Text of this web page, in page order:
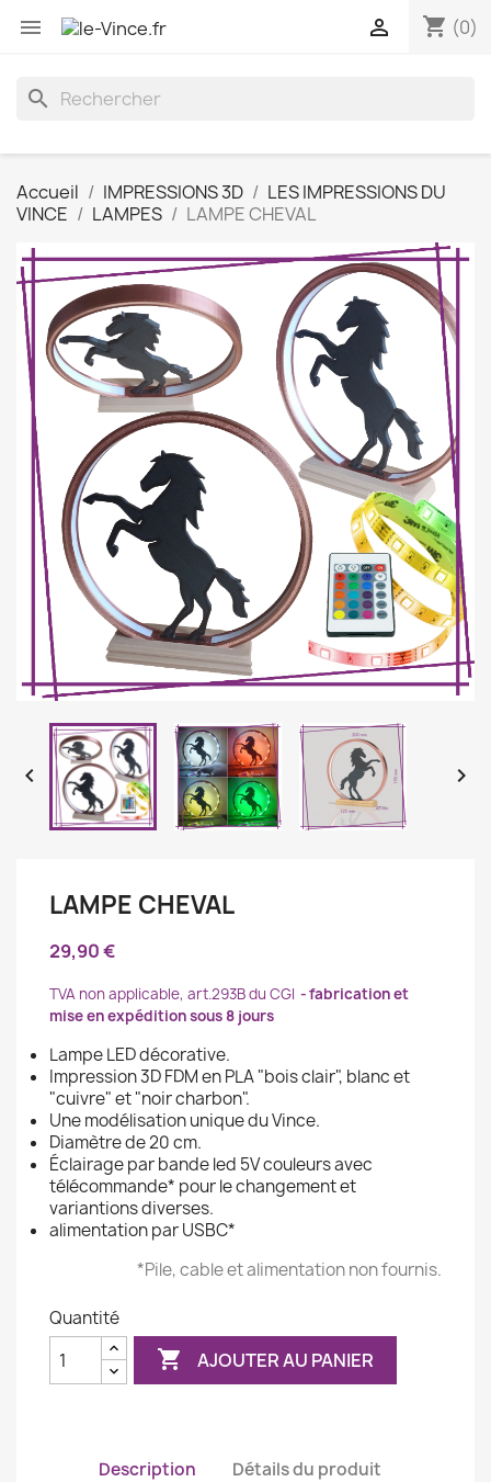
 shopping_cart (0)

search
Accueil IMPRESSIONS 3D
LES IMPRESSIONS DU
VINCE
LAMPES LAMPE CHEVAL
 
LAMPE CHEVAL
29,90 €
TVA non applicable, art.293B du CGI
fabrication et
mise en expédition sous 8 jours
Lampe LED décorative.
Impression 3D FDM en PLA "bois clair", blanc et
"cuivre" et "noir charbon".
Une modélisation unique du Vince.
Diamètre de 20 cm.
Éclairage par bande led 5V couleurs avec
télécommande* pour le changement et
variantions diverses.
alimentation par USBC*
*Pile, cable et alimentation non fournis.
Quantité
 AJOUTER AU PANIER
Description Détails du produit